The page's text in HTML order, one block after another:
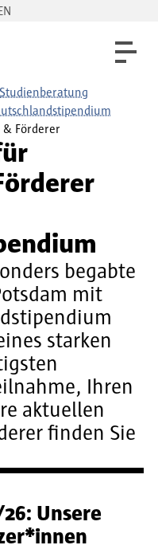
Studienberatung
Förderer
begabte
mit
starken
Ihren
aktuellen
finden Sie
Unsere